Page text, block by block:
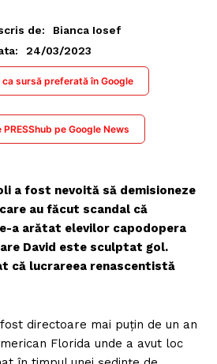
de:
Bianca Iosef
24/03/2023
sursă preferată în Google
pe Google News
a fost nevoită să demisioneze
au făcut scandal că
a arătat elevilor capodopera
David este sculptat gol.
că lucrareea renascentistă
directoare mai puțin de un an
Florida unde a avut loc